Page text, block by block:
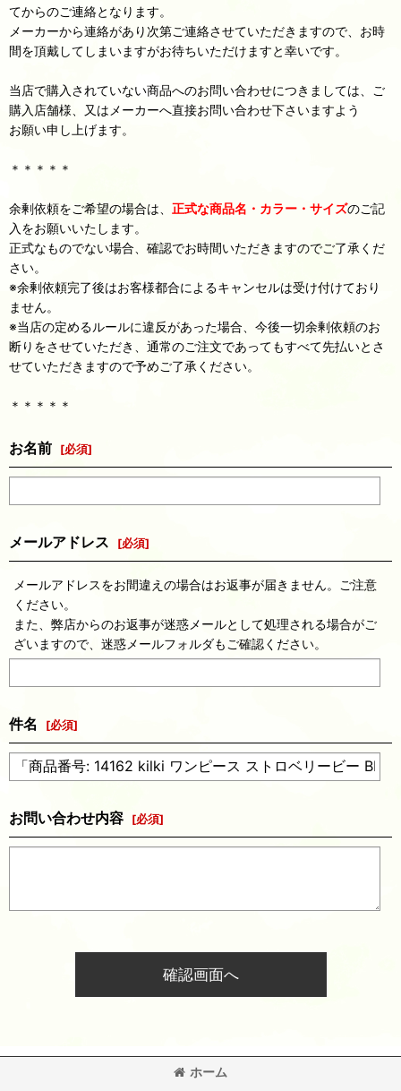
てからのご連絡となります。
メーカーから連絡があり次第ご連絡させていただきますので、お時
間を頂戴してしまいますがお待ちいただけますと幸いです。
当店で購入されていない商品へのお問い合わせにつきましては、ご
購入店舗様、又はメーカーへ直接お問い合わせ下さいますよう
お願い申し上げます。
＊＊＊＊＊
余剰依頼をご希望の場合は、 正式な商品名・カラー・サイズのご記
入をお願いいたします。
正式なものでない場合、確認でお時間いただきますのでご了承くだ
さい。
※余剰依頼完了後はお客様都合によるキャンセルは受け付けており
ません。
※当店の定めるルールに違反があった場合、今後一切余剰依頼のお
断りをさせていただき、通常のご注文であってもすべて先払いとさ
せていただきますので予めご了承ください。
＊＊＊＊＊
お名前 [必須]
メールアドレス [必須]
メールアドレスをお間違えの場合はお返事が届きません。ご注意
ください。
また、弊店からのお返事が迷惑メールとして処理される場合がご
ざいますので、迷惑メールフォルダもご確認ください。
件名 [必須]
お問い合わせ内容 [必須]
確認画面へ
ホーム